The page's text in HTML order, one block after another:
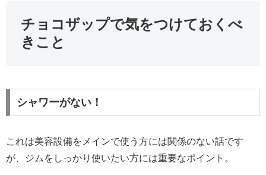
チョコザップで気をつけておくべ
きこと
シャワーがない！
これは美容設備をメインで使う方には関係のない話です
が、ジムをしっかり使いたい方には重要なポイント。